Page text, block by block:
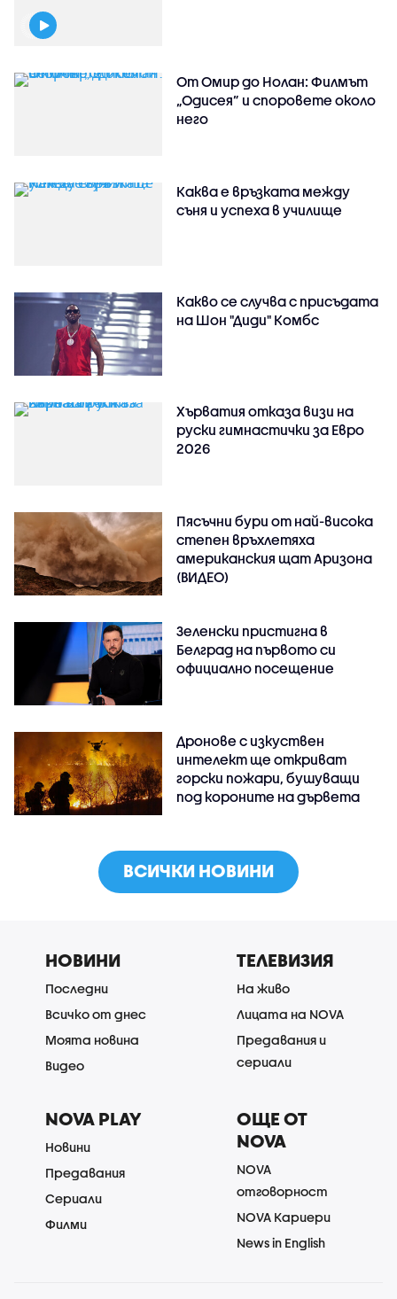
От Омир до Нолан: Филмът
„Одисея” и споровете около
него
Каква е връзката между
съня и успеха в училище
Какво се случва с присъдата
на Шон "Диди" Комбс
Хърватия отказа визи на
руски гимнастички за Евро
2026
Пясъчни бури от най-висока
степен връхлетяха
американския щат Аризона
(ВИДЕО)
Зеленски пристигна в
Белград на първото си
официално посещение
Дронове с изкуствен
интелект ще откриват
горски пожари, бушуващи
под короните на дървета
ВСИЧКИ НОВИНИ
НОВИНИ
Последни
Всичко от днес
Моята новина
Видео
ТЕЛЕВИЗИЯ
На живо
Лицата на NOVA
Предавания и
сериали
NOVA PLAY
Новини
Предавания
Сериали
Филми
ОЩЕ ОТ
NOVA
NOVA
отговорност
NOVA Кариери
News in English